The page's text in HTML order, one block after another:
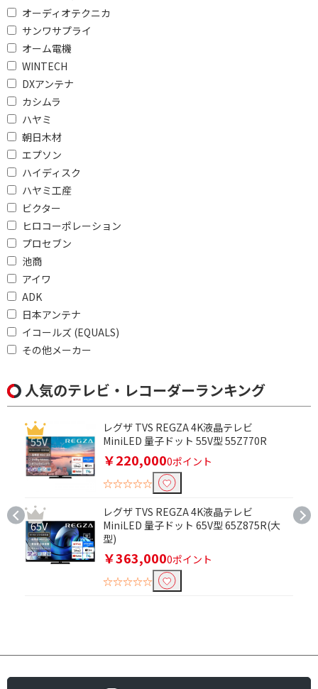
オーディオテクニカ
サンワサプライ
オーム電機
WINTECH
DXアンテナ
カシムラ
ハヤミ
朝日木材
エプソン
ハイディスク
ハヤミ工産
ビクター
ヒロコーポレーション
プロセブン
池商
アイワ
ADK
日本アンテナ
イコールズ (EQUALS)
その他メーカー
HDD容量で絞り込む
6TB
全自動録画対応
2番組同時録画
外付 USB HDD録画で絞り込む
外付 USB HDD録画対応
Ultra HDブルーレイで絞り込む
応
対応
無線・有線
3Dで絞り込む
ドルビー音源で絞り込む
ドルビー音源対応 ドルビー音源非対応
リアル解像度で絞り込む
人気のテレビ・レコーダーランキング
レグザ TVS REGZA 4K液晶テレビ
MiniLED 量子ドット 55V型 55Z770R
￥220,0000ポイント
☆☆☆☆☆
レグザ TVS REGZA 4K液晶テレビ
MiniLED 量子ドット 65V型 65Z875R(大
型)
￥363,0000ポイント
☆☆☆☆☆